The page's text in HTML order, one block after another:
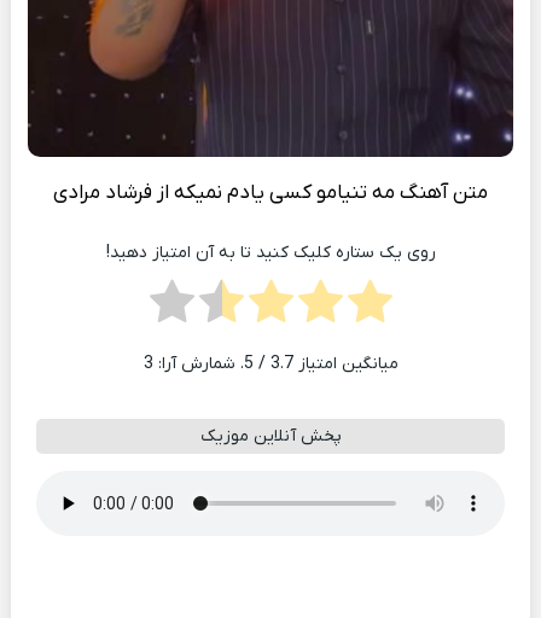
متن آهنگ مه تنیامو کسی یادم نمیکه از فرشاد مرادی
روی یک ستاره کلیک کنید تا به آن امتیاز دهید!
میانگین امتیاز3.7 / 5. شمارش آرا: 3
پخش آنلاین موزیک